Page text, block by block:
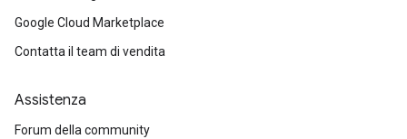
Google Cloud Marketplace
Contatta il team di vendita
Assistenza
Forum della community